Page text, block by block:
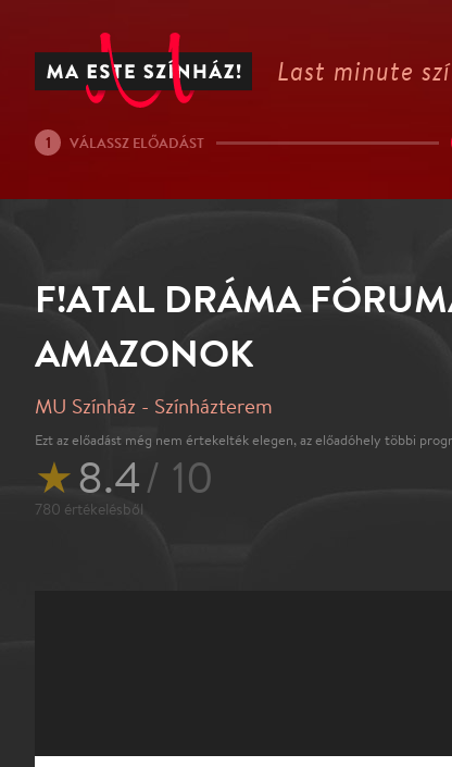
Last minute
1 VÁLASSZ ELŐADÁST
F!ATAL DRÁMA
AMAZONOK
MU Színház - Színházterem
Ezt az előadást még nem értekelték elegen, az előadóhely többi
★8.4/ 10
780 értékelésből